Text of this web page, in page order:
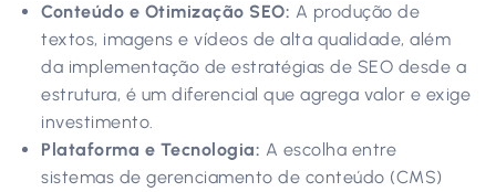
Conteúdo e Otimização SEO: A produção de
textos, imagens e vídeos de alta qualidade, além
da implementação de estratégias de SEO desde a
estrutura, é um diferencial que agrega valor e exige
investimento.
Plataforma e Tecnologia: A escolha entre
sistemas de gerenciamento de conteúdo (CMS)